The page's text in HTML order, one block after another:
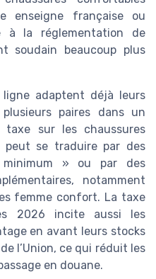
enseigne française ou
à la réglementation de
soudain beaucoup plus
ligne adaptent déjà leurs
paires dans un
sur les chaussures
peut se traduire par des
» ou par des
notamment
femme confort. La taxe
2026 incite aussi les
en avant leurs stocks
l’Union, ce qui réduit les
en douane.